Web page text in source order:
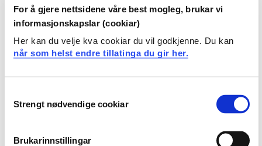
For å gjere nettsidene våre best mogleg, brukar vi
informasjonskapslar (cookiar)
Her kan du velje kva cookiar du vil godkjenne. Du kan
når som helst endre tillatinga du gir her.
Selection
Strengt nødvendige cookiar
Brukarinnstillingar
kan kritisk vurdere forskningsprosjekter/-
publikasjoner generelt med søkelys på
vitenskapsteoretiske forutsetninger og
forskningsdesign
kan utarbeide forskningsdesign for eget
kan kritisk vurdere egen og andres forskning i lys av
forskningsetisk regelverk og personvern
Generell kompetanse